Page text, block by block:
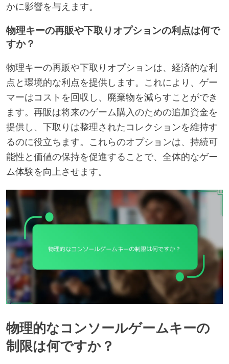
かに影響を与えます。
物理キーの再販や下取りオプションの利点は何で
すか？
物理キーの再販や下取りオプションは、経済的な利
点と環境的な利点を提供します。これにより、ゲー
マーはコストを回収し、廃棄物を減らすことができ
ます。再販は将来のゲーム購入のための追加資金を
提供し、下取りは整理されたコレクションを維持す
るのに役立ちます。これらのオプションは、持続可
能性と価値の保持を促進することで、全体的なゲー
ム体験を向上させます。
物理的なコンソールゲームキーの
制限は何ですか？